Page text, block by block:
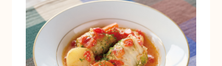
金融店舗・ATM一覧
広報紙一覧